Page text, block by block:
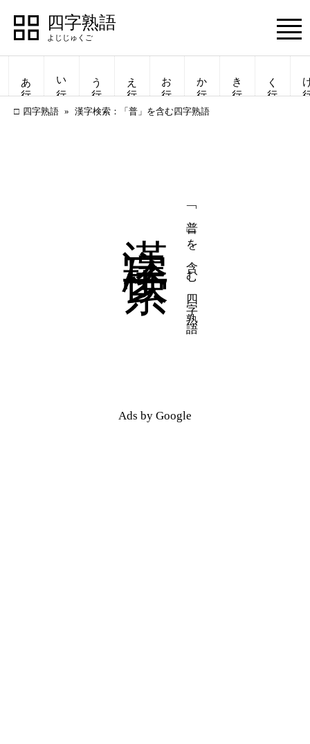
四字熟語
四字熟語
一覧表示
漢字検索
Menu
あ行 い行 う行 え行 お行 か行 き行 く行
四字熟語 漢字検索：「普」を含む四字熟語
「普」を含む四字熟語
Ads by Google
四字熟語
一覧表示
漢字検索